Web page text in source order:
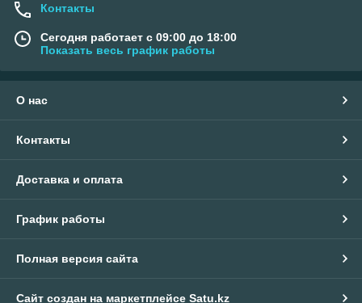
Контакты
Сегодня работает с 09:00 до 18:00
Показать весь график работы
О нас
Контакты
Доставка и оплата
График работы
Полная версия сайта
Сайт создан на маркетплейсе Satu.kz